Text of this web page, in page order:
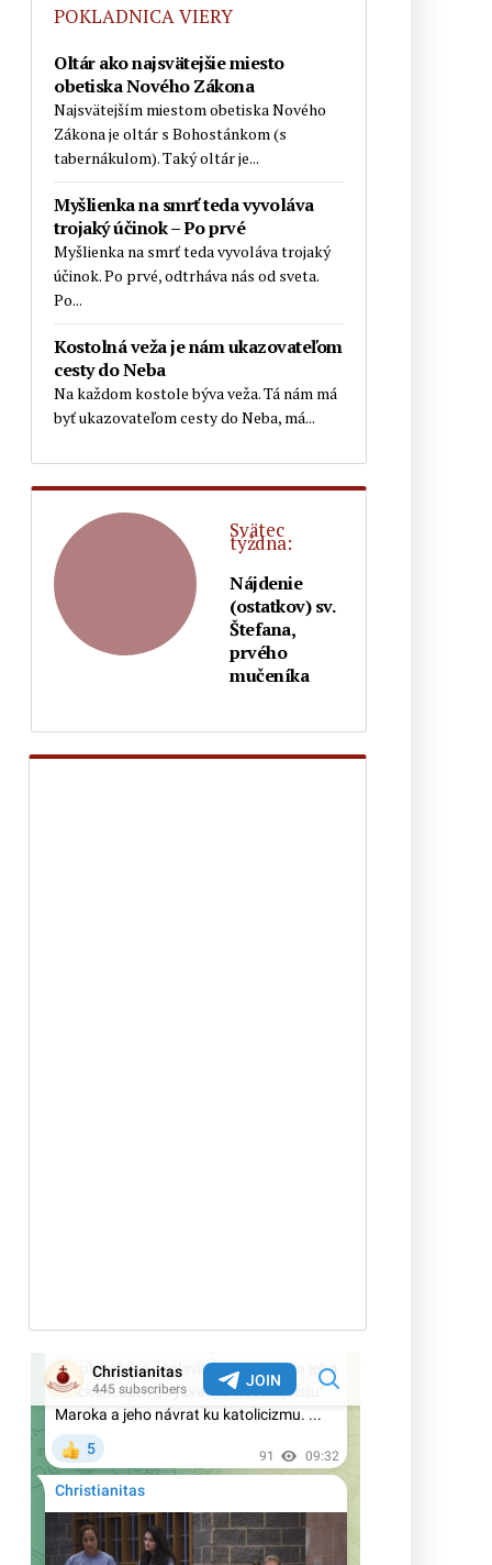
Rakúsko: Ministerstvo vnútra
uviedlo, že agresivita voči
kresťanom vzrástla za rok o 29 %
Teologická fakulta v Trnave
napreduje v LGBT infiltrácii:
Uviedla oslavnú reportáž o účasti na
LGBT konferencii heterodoxného
hnutia Outreach. Nechýbal ani
James Martin…
Daily Mail: „Sú verejne dostupné
zábery, ktoré ukazujú, ako sa
niektorí migranti na španielskej
Ceute pokúšajú vlámať do
súkromných domov“
Prieskum biskupskej konferencie
medzi mladými brazílskymi
politiky a málo vierouky ich
odvracia od života viery
Španielsko: Diecéza Cádiz a Ceuta
zareagovala na čerstvú inváziu
ilegálnych imigrantov tým, že všetky
cirkevné zbierky odovzdala pre
nich!
Známy katolícky spisovateľ Martin
konfucianizmom. Ako o ňom súdili
Terorista útočiaci v Berlíne bol v
Libanone zatknutý za vstup do ISIS –
v Nemecku ho pustili na slobodu
Arcibiskup tvrdí, že moslimovia
majú „Bohom dané právo“ stavať
mešitu a katolíci im majú pomáhať
POKLADNICA VIERY
Oltár ako najsvätejšie miesto
obetiska Nového Zákona
Najsvätejším miestom obetiska Nového
Zákona je oltár s Bohostánkom (s
tabernákulom). Taký oltár je...
Myšlienka na smrť teda vyvoláva
trojaký účinok – Po prvé
Myšlienka na smrť teda vyvoláva trojaký
účinok. Po prvé, odtrháva nás od sveta.
Po...
Kostolná veža je nám ukazovateľom
cesty do Neba
Na každom kostole býva veža. Tá nám má
byť ukazovateľom cesty do Neba, má...
Svätec
týždna:
Nájdenie
(ostatkov) sv.
Štefana,
prvého
mučeníka